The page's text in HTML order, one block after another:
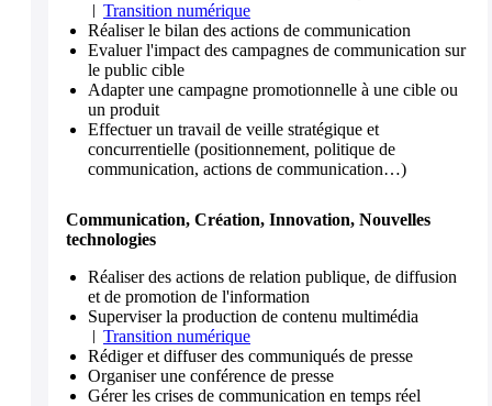
Transition numérique
Réaliser le bilan des actions de communication
Evaluer l'impact des campagnes de communication sur
le public cible
Adapter une campagne promotionnelle à une cible ou
un produit
Effectuer un travail de veille stratégique et
concurrentielle (positionnement, politique de
communication, actions de communication…)
Communication, Création, Innovation, Nouvelles
technologies
Réaliser des actions de relation publique, de diffusion
et de promotion de l'information
Superviser la production de contenu multimédia
Transition numérique
Rédiger et diffuser des communiqués de presse
Organiser une conférence de presse
Gérer les crises de communication en temps réel